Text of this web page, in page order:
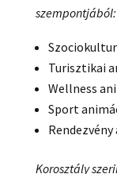
szempontjából:
Turisztikai
Wellness
Sport
Korosztály